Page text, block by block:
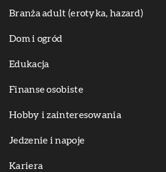
Branża adult (erotyka, hazard)
Dom i ogród
Edukacja
Finanse osobiste
Hobby i zainteresowania
Jedzenie i napoje
Kariera